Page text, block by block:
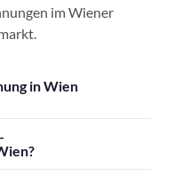
im Wiener
in Wien